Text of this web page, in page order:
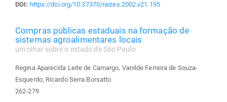
DOI: https://doi.org/10.37370/raizes.2002.v21.195
Compras públicas estaduais na formação de
sistemas agroalimentares locais
um olhar sobre o estado de São Paulo
Regina Aparecida Leite de Camargo, Vanilde Ferreira de Souza-
Esquerdo, Ricardo Serra Borsatto
262-279